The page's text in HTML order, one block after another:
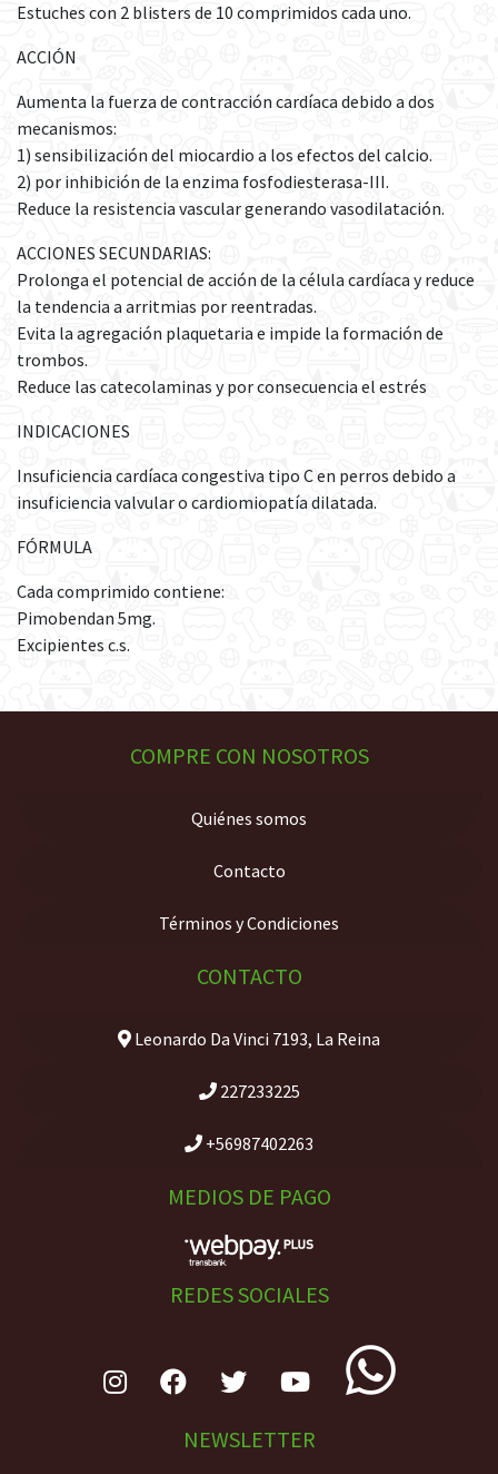
Estuches con 2 blisters de 10 comprimidos cada uno.
ACCIÓN
Aumenta la fuerza de contracción cardíaca debido a dos
mecanismos:
1) sensibilización del miocardio a los efectos del calcio.
2) por inhibición de la enzima fosfodiesterasa-III.
Reduce la resistencia vascular generando vasodilatación.
ACCIONES SECUNDARIAS:
Prolonga el potencial de acción de la célula cardíaca y reduce
la tendencia a arritmias por reentradas.
Evita la agregación plaquetaria e impide la formación de
trombos.
Reduce las catecolaminas y por consecuencia el estrés
INDICACIONES
Insuficiencia cardíaca congestiva tipo C en perros debido a
insuficiencia valvular o cardiomiopatía dilatada.
FÓRMULA
Cada comprimido contiene:
Pimobendan 5mg.
Excipientes c.s.
COMPRE CON NOSOTROS
Quiénes somos
Contacto
Términos y Condiciones
CONTACTO
Leonardo Da Vinci 7193, La Reina
227233225
+56987402263
MEDIOS DE PAGO
REDES SOCIALES
NEWSLETTER